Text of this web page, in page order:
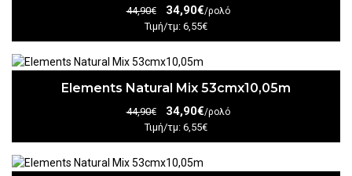
44,90€ 34,90€/ρολό
Τιμή/τμ: 6,55€
Elements Natural Mix 53cmx10,05m
44,90€ 34,90€/ρολό
Τιμή/τμ: 6,55€